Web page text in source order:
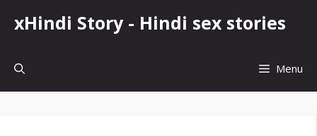
xHindi Story - Hindi sex stories
Menu